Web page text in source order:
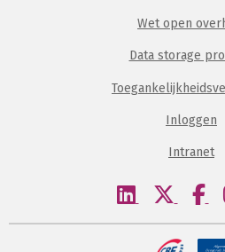
Wet open
Data storage
Inloggen
Intranet
BezoekBezoek
twitter